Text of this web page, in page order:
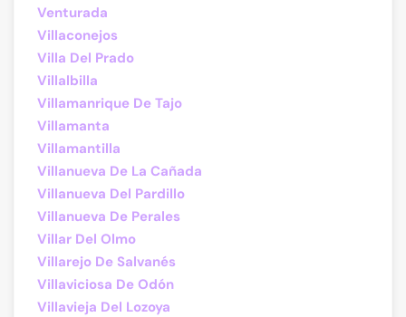
Venturada
Villaconejos
Villa Del Prado
Villalbilla
Villamanrique De Tajo
Villamanta
Villamantilla
Villanueva De La Cañada
Villanueva Del Pardillo
Villanueva De Perales
Villar Del Olmo
Villarejo De Salvanés
Villaviciosa De Odón
Villavieja Del Lozoya